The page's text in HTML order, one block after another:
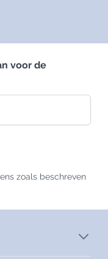
voor de
zoals beschreven